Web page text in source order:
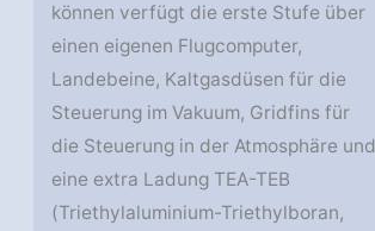
können verfügt die erste Stufe über
einen eigenen Flugcomputer,
Landebeine, Kaltgasdüsen für die
Steuerung im Vakuum, Gridfins für
die Steuerung in der Atmosphäre und
eine extra Ladung TEA-TEB
(Triethylaluminium-Triethylboran,